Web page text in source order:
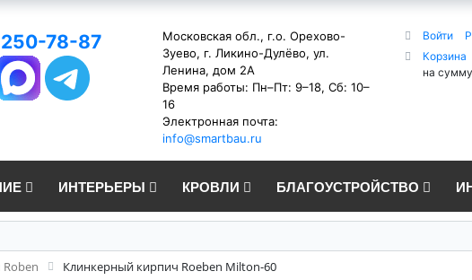
78-87
Московская обл., г.о. Орехово-
Зуево, г. Ликино-Дулёво, ул.
Ленина, дом 2А
Время работы: Пн–Пт: 9–18, Сб: 10–
16
Электронная почта:
info@smartbau.ru
Войти
Корзина
на сумму
ИНТЕРЬЕРЫ КРОВЛИ БЛАГОУСТРОЙСТВО
Клинкерный кирпич Roeben Milton-60